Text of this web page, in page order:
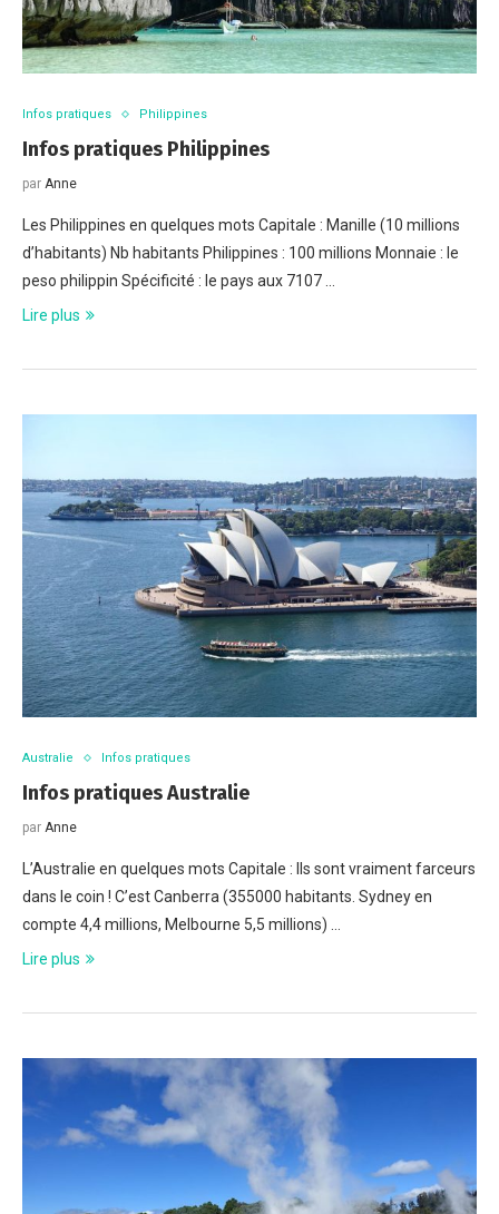
Infos pratiques Philippines
Infos pratiques Philippines
par Anne
Les Philippines en quelques mots Capitale : Manille (10 millions
d’habitants) Nb habitants Philippines : 100 millions Monnaie : le
peso philippin Spécificité : le pays aux 7107 …
Lire plus
Australie Infos pratiques
Infos pratiques Australie
par Anne
L’Australie en quelques mots Capitale : Ils sont vraiment farceurs
dans le coin ! C’est Canberra (355000 habitants. Sydney en
compte 4,4 millions, Melbourne 5,5 millions) …
Lire plus